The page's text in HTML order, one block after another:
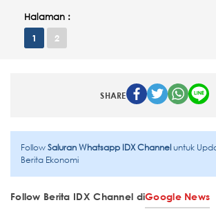
Halaman :
1 2
SHARE
FollowSaluran Whatsapp IDX Channeluntuk
Berita Ekonomi
Follow Berita IDX Channel diGoogle News